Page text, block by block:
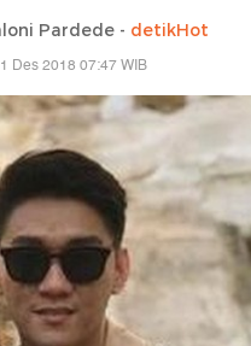
Pardede - detikHot
Des 2018 07:47 WIB